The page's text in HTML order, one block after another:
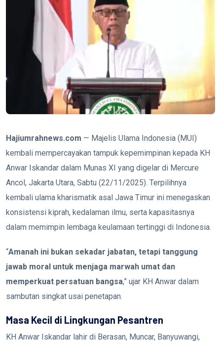
Hajiumrahnews.com — Majelis Ulama Indonesia (MUI)
kembali mempercayakan tampuk kepemimpinan kepada KH
Anwar Iskandar dalam Munas XI yang digelar di Mercure
Ancol, Jakarta Utara, Sabtu (22/11/2025). Terpilihnya
kembali ulama kharismatik asal Jawa Timur ini menegaskan
konsistensi kiprah, kedalaman ilmu, serta kapasitasnya
dalam memimpin lembaga keulamaan tertinggi di Indonesia.
“Amanah ini bukan sekadar jabatan, tetapi tanggung
jawab moral untuk menjaga marwah umat dan
memperkuat persatuan bangsa,” ujar KH Anwar dalam
sambutan singkat usai penetapan.
Masa Kecil di Lingkungan Pesantren
KH Anwar Iskandar lahir di Berasan, Muncar, Banyuwangi,